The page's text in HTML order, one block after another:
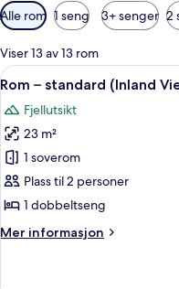
Tilgjengelige
filtre
for
rom
Alle rom 1 seng 3+ senger 2
Viser 13 av 13 rom
Åpne
alle
bildene
av
Rom
–
standard
View
5
Rom – standard (Inland
Fjellutsikt
23 m²
1 soverom
Plass til 2 personer
1 dobbeltseng
Mer informasjon
Mer